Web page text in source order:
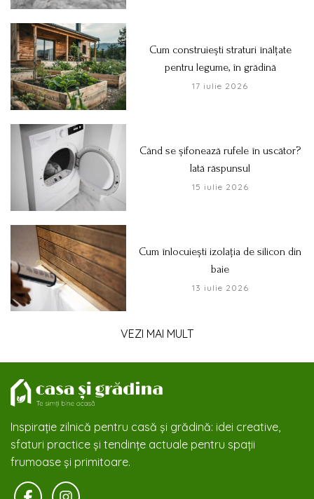
Cum construiești straturi înălțate
pentru legume, în grădină
17 iulie 2026
Când se șifonează rufele în uscător?
Iată răspunsul
15 iulie 2026
Cum înlocuiești izolația de silicon din
baie
13 iulie 2026
VEZI MAI MULT
Inspirație zilnică pentru casă și grădină: idei creative,
sfaturi practice și tendințe actuale pentru spații
frumoase și primitoare.